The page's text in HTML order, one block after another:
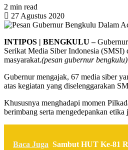
2 min read
27 Agustus 2020
INTIPOS | BENGKULU –
Serikat Media Siber Indonesia (SMSI)
masyarakat.(pesan gubernur bengkulu)
Gubernur mengajak, 67 media siber
atas kegiatan yang diselenggarakan
Khususnya menghadapi momen
berimbang serta mengedepankan
Baca Juga Sambut HUT Ke-81